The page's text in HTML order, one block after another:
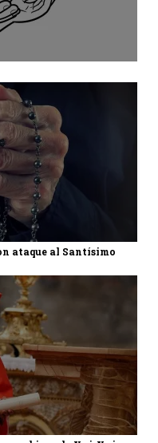
ataque al Santísimo